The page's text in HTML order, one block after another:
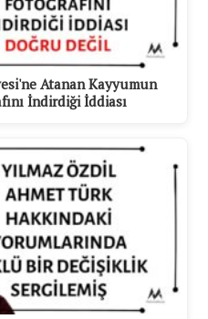
Atanan Kayyumun
İndirdiği İddiası